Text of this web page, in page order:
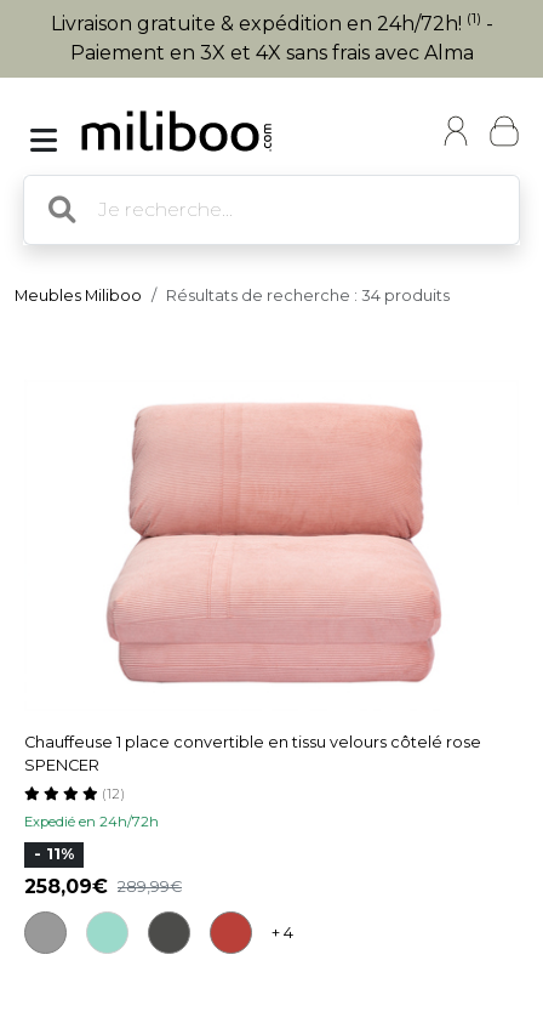
Livraison gratuite & expédition en 24h/72h! (1) -
Paiement en 3X et 4X sans frais avec Alma
Meubles Miliboo Résultats de recherche : 34 produits
Chauffeuse 1 place convertible en tissu velours côtelé rose
SPENCER
Expedié en 24h/72h
(12)
- 11%
258,09 289,99
+ 4